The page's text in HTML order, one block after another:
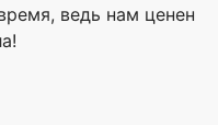
ведь нам ценен